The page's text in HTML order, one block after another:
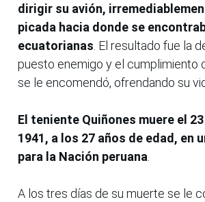
dirigir su avión,
picada hacia donde se
ecuatorianas . El resultado fue la
puesto enemigo y el cumplimiento
se le encomendó, ofrendando su
El teniente Quiñones muere el
1941, a los 27 años de edad, en
para la Nación peruana
A los tres días de su muerte se le